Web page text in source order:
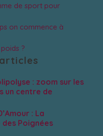
de sport pour
on commence à
?
: zoom sur les
un centre de
: La
Poignées